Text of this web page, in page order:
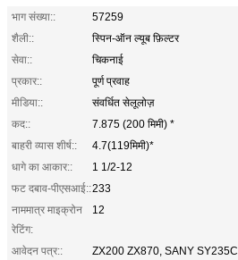
भाग संख्या::
57259
शैली::
स्पिन-ऑन ल्यूब फ़िल्टर
सेवा::
चिकनाई
प्रकार::
पूर्ण प्रवाह
मीडिया::
संवर्धित सेलूलोज़
कद::
7.875 (200 मिमी) *
बाहरी व्यास शीर्ष::
4.7(119मिमी)*
धागे का आकार::
1 1/2-12
फट दबाव-पीएसआई::233
नाममात्र माइक्रोन
रेटिंग:
12
आवेदन पत्र::
ZX200 ZX870, SANY SY235C